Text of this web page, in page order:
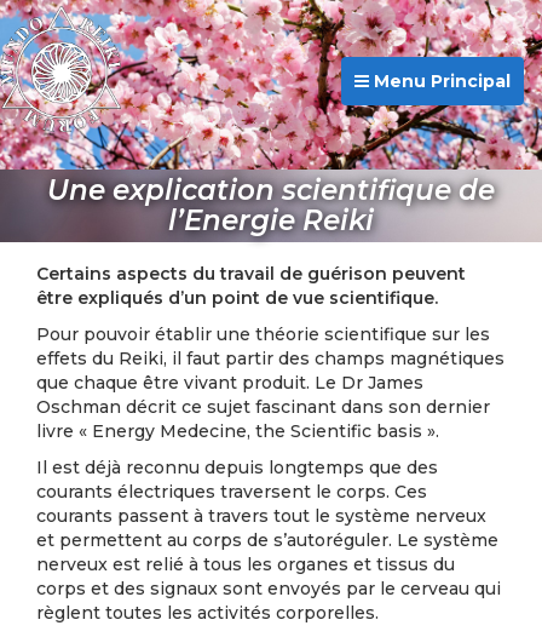
Menu Principal
Une explication scientifique de
l’Energie Reiki
Certains aspects du travail de guérison peuvent
être expliqués d’un point de vue scientifique.
Pour pouvoir établir une théorie scientifique sur les
effets du Reiki, il faut partir des champs magnétiques
que chaque être vivant produit. Le Dr James
Oschman décrit ce sujet fascinant dans son dernier
livre « Energy Medecine, the Scientific basis ».
Il est déjà reconnu depuis longtemps que des
courants électriques traversent le corps. Ces
courants passent à travers tout le système nerveux
et permettent au corps de s’autoréguler. Le système
nerveux est relié à tous les organes et tissus du
corps et des signaux sont envoyés par le cerveau qui
règlent toutes les activités corporelles.